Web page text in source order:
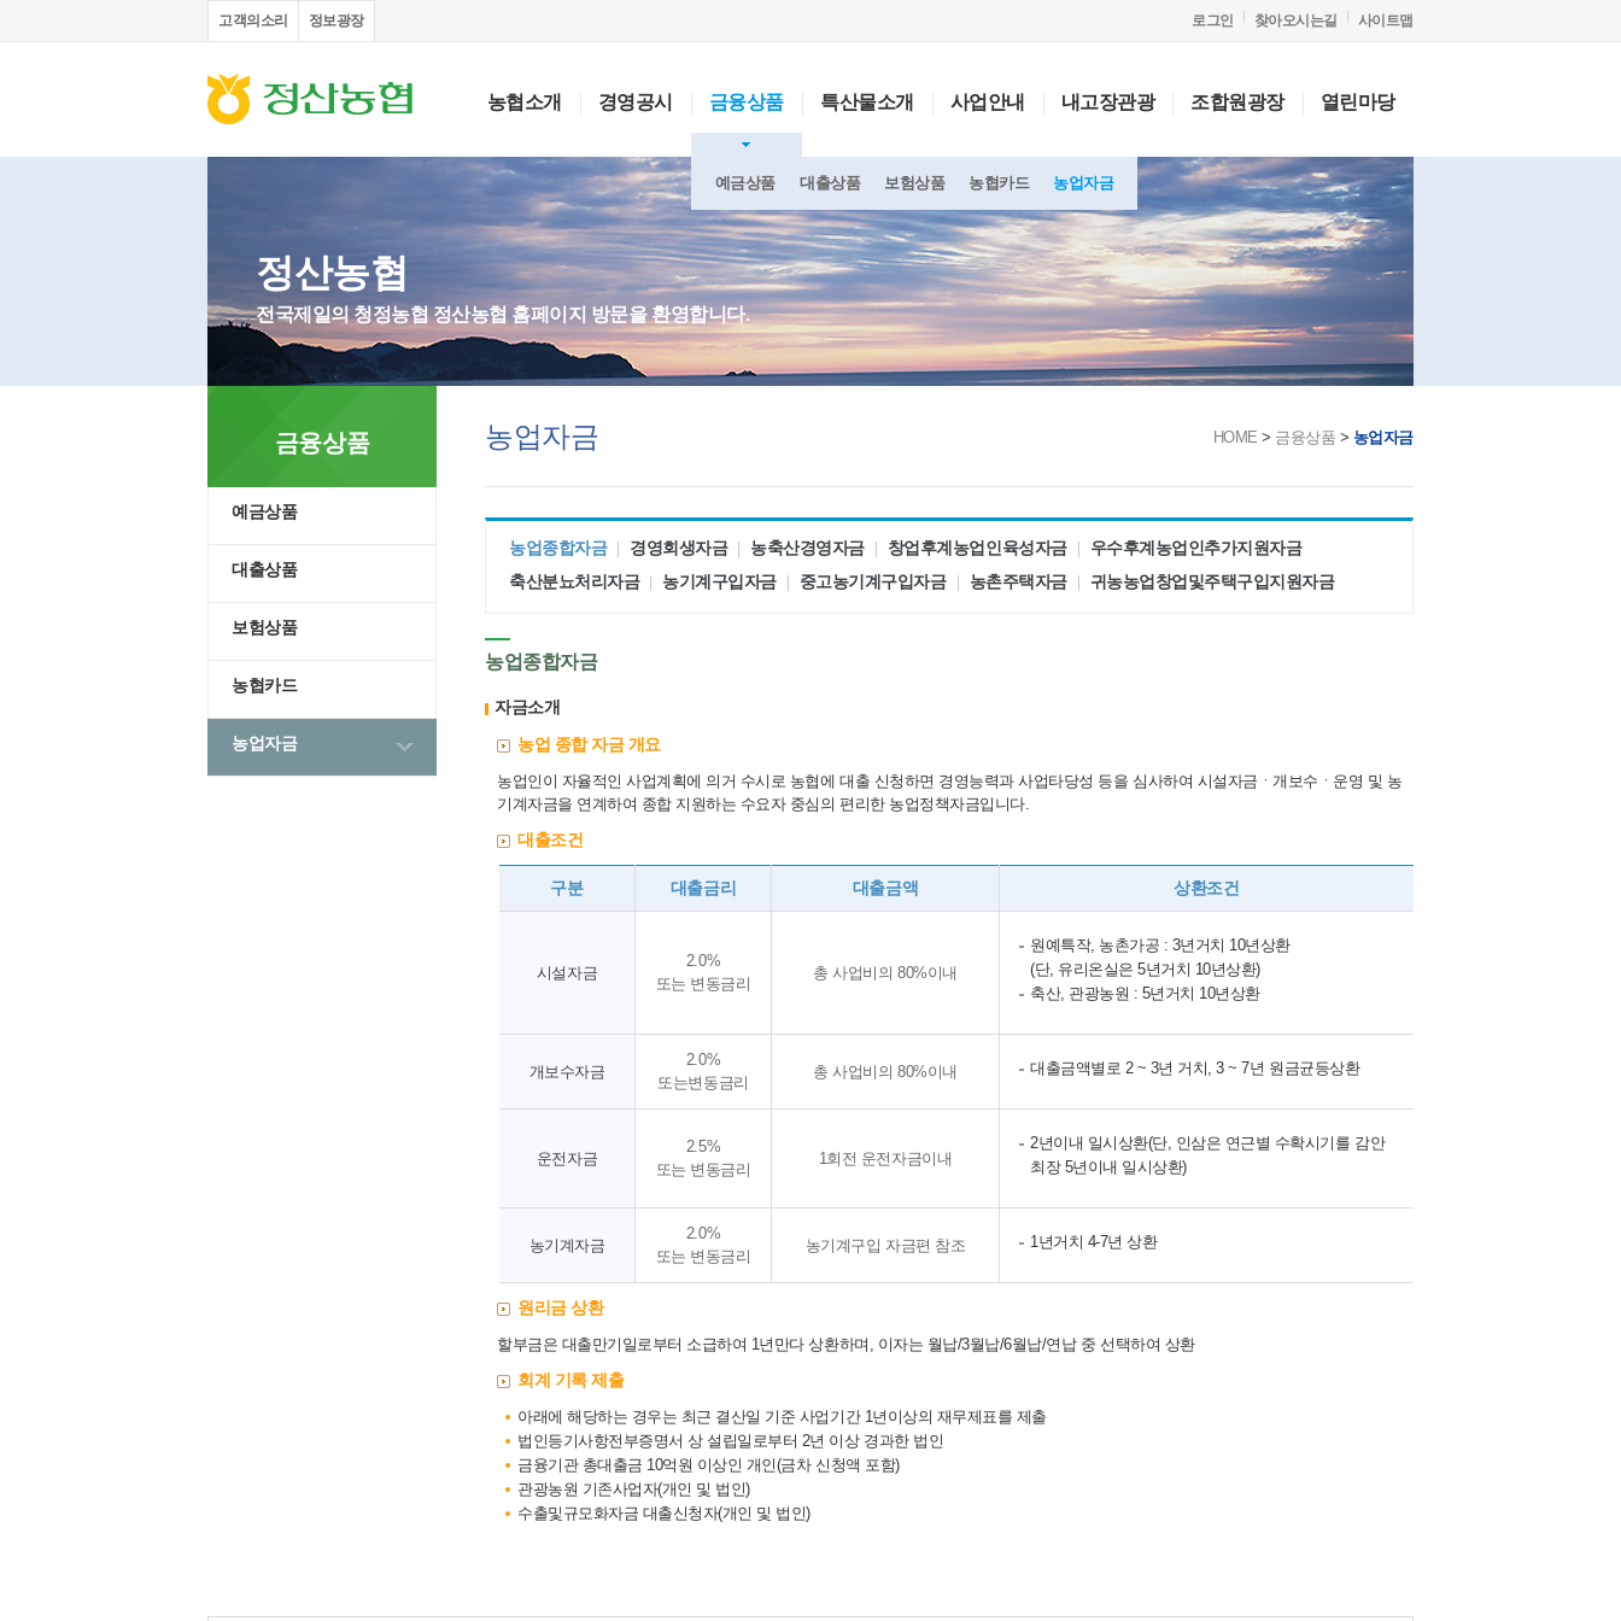
고객의소리 정보광장 로그인 찾아오시는길 사이트맵
농협소개 경영공시 금융상품
예금상품 대출상품 보험상품 농협카드 농업자금
특산물소개 사업안내 내고장관광 조합원광장 열린마당
정산농협
전국제일의 청정농협 정산농협 홈페이지 방문을 환영합니다.
금융상품
예금상품
대출상품
보험상품
농협카드
농업자금
HOME > 금융상품 > 농업자금
농업자금
농업종합자금 경영회생자금 농축산경영자금 창업후계농업인육성자금
우수후계농업인추가지원자금
축산분뇨처리자금
농기계구입자금 중고농기계구입자금 농촌주택자금 귀농농업창업및주택구입지원자금
농업종합자금
자금소개
농업 종합 자금 개요
농업인이 자율적인 사업계획에 의거 수시로 농협에 대출 신청하면 경영능력과 사업타당성 등을 심사하여 시설자금ㆍ개보수ㆍ운영 및 농
기계자금을 연계하여 종합 지원하는 수요자 중심의 편리한 농업정책자금입니다.
대출조건
구분 대출금리 대출금액 상환조건
시설자금
2.0%
또는 변동금리
총 사업비의 80%이내
원예특작, 농촌가공 : 3년거치 10년상환
(단, 유리온실은 5년거치 10년상환)
축산, 관광농원 : 5년거치 10년상환
개보수자금
2.0%
또는변동금리
총 사업비의 80%이내 대출금액별로 2 ~ 3년 거치, 3 ~ 7년 원금균등상환
운전자금
2.5%
또는 변동금리
1회전 운전자금이내
2년이내 일시상환(단, 인삼은 연근별 수확시기를 감안
최장 5년이내 일시상환)
농기계자금
2.0%
또는 변동금리
농기계구입 자금편 참조 1년거치 4-7년 상환
원리금 상환
할부금은 대출만기일로부터 소급하여 1년만다 상환하며, 이자는 월납/3월납/6월납/연납 중 선택하여 상환
회계 기록 제출
아래에 해당하는 경우는 최근 결산일 기준 사업기간 1년이상의 재무제표를 제출
법인등기사항전부증명서 상 설립일로부터 2년 이상 경과한 법인
금융기관 총대출금 10억원 이상인 개인(금차 신청액 포함)
관광농원 기존사업자(개인 및 법인)
수출및규모화자금 대출신청자(개인 및 법인)